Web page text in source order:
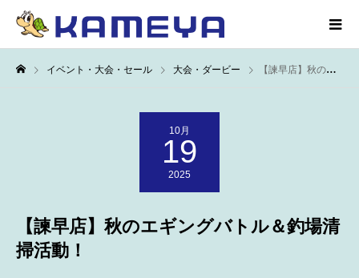
イベント・大会・セール 大会・ダービー 【諫早店】秋のエギングバトル＆釣場清掃活動！
10月
19
2025
【諫早店】秋のエギングバトル＆釣場清
掃活動！